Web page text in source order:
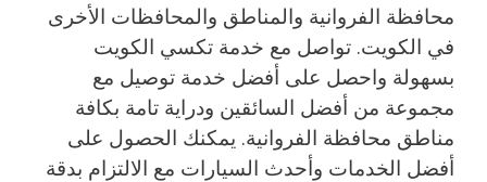
محافظة الفروانية والمناطق والمحافظات الأخرى
في الكويت. تواصل مع خدمة تكسي الكويت
بسهولة واحصل على أفضل خدمة توصيل مع
مجموعة من أفضل السائقين ودراية تامة بكافة
مناطق محافظة الفروانية. يمكنك الحصول على
أفضل الخدمات وأحدث السيارات مع الالتزام بدقة